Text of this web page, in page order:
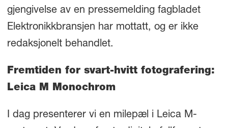
gjengivelse av en pressemelding fagbladet
Elektronikkbransjen har mottatt, og er ikke
redaksjonelt behandlet.
Fremtiden for svart-hvitt fotografering:
Leica M Monochrom
I dag presenterer vi en milepæl i Leica M-